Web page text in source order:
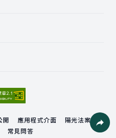
開 應用程式介面
陽光法案
常見問答